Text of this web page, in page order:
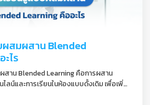
ผสมผสาน Blended
ไร
สาน Blended Learning คือการผสาน
ไลน์และการเรียนในห้องแบบดั้งเดิม เพื่อเพิ่ม
ทธิภาพในการเรียนรู้